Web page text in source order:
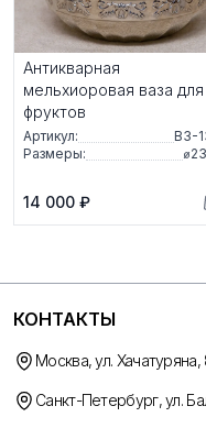
Антикварная
мельхиоровая ваза для
фруктов
Артикул:
ВЗ-
Размеры:
14 000 ₽
КОНТАКТЫ
Москва, ул. Хачатуряна,
Санкт-Петербург, ул.